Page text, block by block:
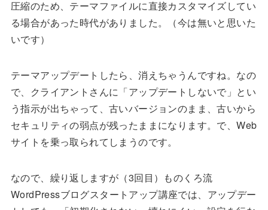
圧縮のため、テーマファイルに直接カスタマイズしてい
る場合があった時代がありました。（今は無いと思いた
いです）
テーマアップデートしたら、消えちゃうんですね。なの
で、クライアントさんに「アップデートしないで」とい
う指示が出ちゃって、古いバージョンのまま、古いから
セキュリティの弱点が残ったままになります。で、Web
サイトを乗っ取られてしまうのです。
なので、繰り返しますが（3回目）ものくろ流
WordPressブログスタートアップ講座では、アップデー